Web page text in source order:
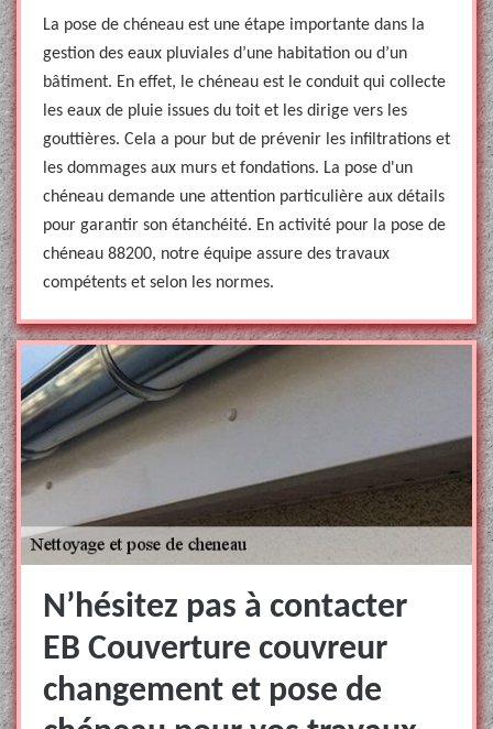
La pose de chéneau est une étape importante dans la
gestion des eaux pluviales d’une habitation ou d’un
bâtiment. En effet, le chéneau est le conduit qui collecte
les eaux de pluie issues du toit et les dirige vers les
gouttières. Cela a pour but de prévenir les infiltrations et
les dommages aux murs et fondations. La pose d'un
chéneau demande une attention particulière aux détails
pour garantir son étanchéité. En activité pour la pose de
chéneau 88200, notre équipe assure des travaux
compétents et selon les normes.
N’hésitez pas à contacter
EB Couverture couvreur
changement et pose de